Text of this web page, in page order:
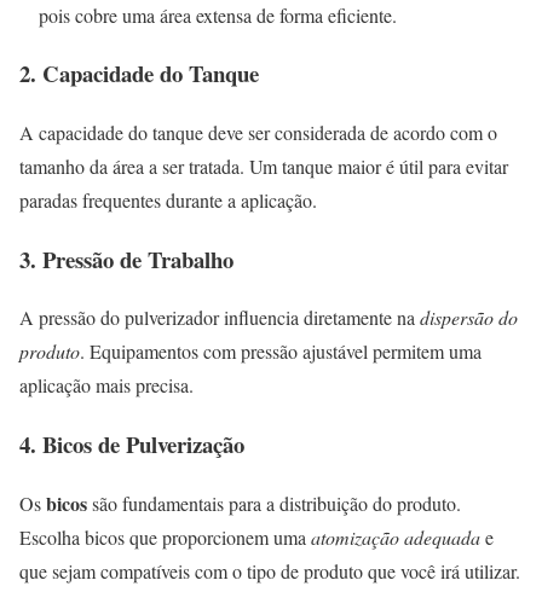
pois cobre uma área extensa de forma eficiente.
2. Capacidade do Tanque
A capacidade do tanque deve ser considerada de acordo com o
tamanho da área a ser tratada. Um tanque maior é útil para evitar
paradas frequentes durante a aplicação.
3. Pressão de Trabalho
A pressão do pulverizador influencia diretamente nadispersão do
produto. Equipamentos com pressão ajustável permitem uma
aplicação mais precisa.
4. Bicos de Pulverização
Osbicossão fundamentais para a distribuição do produto.
Escolha bicos que proporcionem uma atomização adequadae
que sejam compatíveis com o tipo de produto que você irá utilizar.